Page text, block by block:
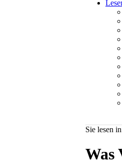
Sie lesen
Was